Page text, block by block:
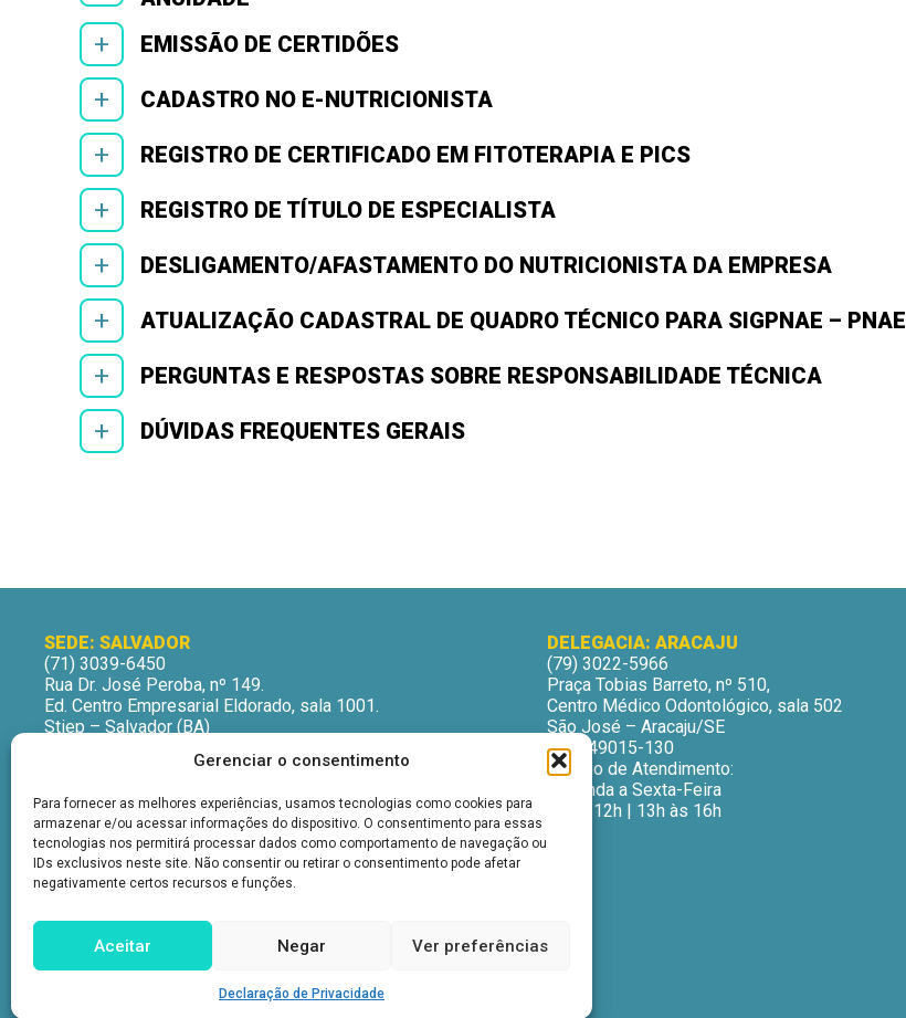
Gerenciar o consentimento
Para fornecer as melhores experiências, usamos tecnologias como cookies para
armazenar e/ou acessar informações do dispositivo. O consentimento para essas
tecnologias nos permitirá processar dados como comportamento de navegação ou
IDs exclusivos neste site. Não consentir ou retirar o consentimento pode afetar
negativamente certos recursos e funções.
Aceitar Negar Ver preferências
Declaração de Privacidade
+ EMISSÃO DE CERTIDÕES
+ CADASTRO NO E-NUTRICIONISTA
+ REGISTRO DE CERTIFICADO EM FITOTERAPIA E PICS
+ REGISTRO DE TÍTULO DE ESPECIALISTA
+ DESLIGAMENTO/AFASTAMENTO DO NUTRICIONISTA DA EMPRESA
+ ATUALIZAÇÃO CADASTRAL DE QUADRO TÉCNICO PARA SIGPNAE – PNAE
+ PERGUNTAS E RESPOSTAS SOBRE RESPONSABILIDADE TÉCNICA
+ DÚVIDAS FREQUENTES GERAIS
SEDE: SALVADOR
(71) 3039-6450
Rua Dr. José Peroba, nº 149.
Ed. Centro Empresarial Eldorado, sala 1001.
Stiep – Salvador (BA)
Horário de Atendimento:
9h às 12h | 13h às 16h
DELEGACIA: ARACAJU
(79) 3022-5966
Praça Tobias Barreto, nº 510,
Centro Médico Odontológico, sala 502
São José – Aracaju/SE
CEP: 49015-130
Horário de Atendimento:
Segunda a Sexta-Feira
9h às 12h | 13h às 16h